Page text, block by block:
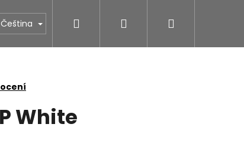
STONESTORE ceník hrobů Povrchové
Čeština Přihlášení
White